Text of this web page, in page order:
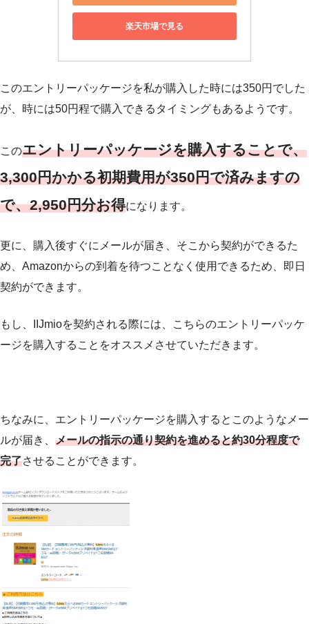
楽天市場で見る
このエントリーパッケージを私が購入した時には350円でした
が、時には50円程で購入できるタイミングもあるようです。
このエントリーパッケージを購入することで、
3,300円かかる初期費用が350円で済みますの
で、2,950円分お得になります。
更に、購入後すぐにメールが届き、そこから契約ができるた
め、Amazonからの到着を待つことなく使用できるため、即日
契約ができます。
もし、IIJmioを契約される際には、こちらのエントリーパッケ
ージを購入することをオススメさせていただきます。
ちなみに、エントリーパッケージを購入するとこのようなメー
ルが届き、 メールの指示の通り契約を進めると約30分程度で
完了させることができます。